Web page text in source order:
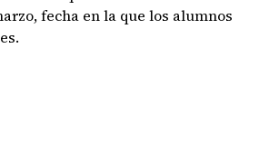
fecha en la que los alumnos